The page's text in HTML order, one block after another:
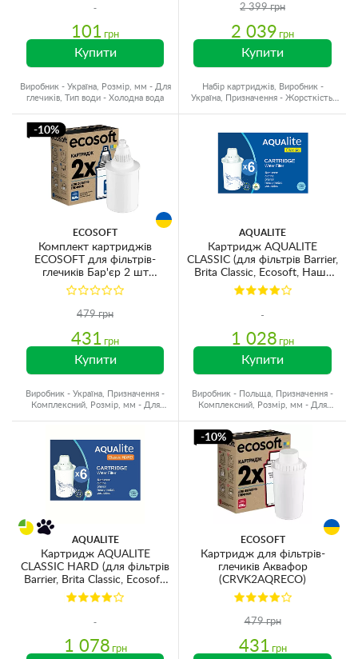
101 грн
Купити
Виробник - Україна, Розмір, мм - Для
глечиків, Тип води - Холодна вода
2 399 грн
2 039 грн
Купити
Набір картриджів, Виробник -
Україна, Призначення - Жорсткість,
-10%
ECOSOFT
Комплект картриджів
ECOSOFT для фільтрів-
глечиків Бар'єр 2 шт
(CRVK2BARECO)
479 грн
431 грн
Купити
Виробник - Україна, Призначення -
Комплексний, Розмір, мм - Для
AQUALITE
Картридж AQUALITE
CLASSIC (для фільтрів Barrier,
Brita Classic, Ecosoft, Наша
вода) (6шт)
1 028 грн
Купити
Виробник - Польща, Призначення -
Комплексний, Розмір, мм - Для
AQUALITE
Картридж AQUALITE
CLASSIC HARD (для фільтрів
Barrier, Brita Classic, Ecosoft,
Наша вода) для жорсткої
води (6шт)
1 078 грн
-10%
ECOSOFT
Картридж для фільтрів-
глечиків Аквафор
(CRVK2AQRECO)
479 грн
431 грн